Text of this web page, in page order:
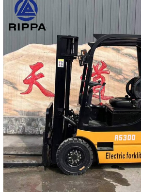
топлива, низком уровне шума и
является дилерским продуктом.